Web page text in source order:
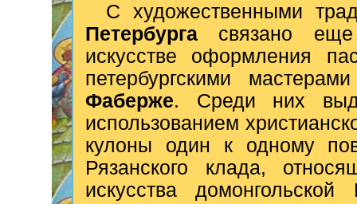
С художественными
Петербурга связано
искусстве оформления
петербургскими
Фаберже. Среди них
использованием
кулоны один к одному
Рязанского клада,
искусства